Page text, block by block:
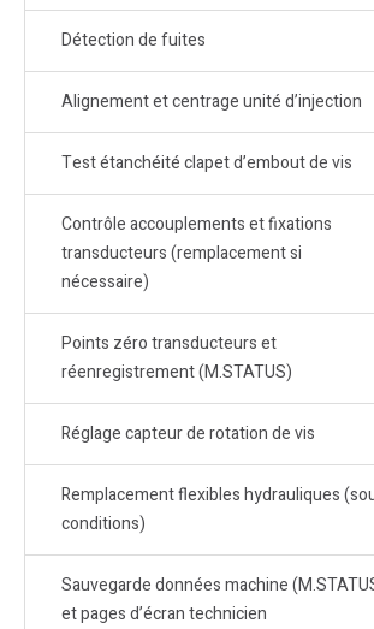
Détection de fuites
Alignement et centrage unité d’injection
Test étanchéité clapet d’embout de vis
Contrôle accouplements et fixations
transducteurs (remplacement si
nécessaire)
Points zéro transducteurs et
réenregistrement (M.STATUS)
Réglage capteur de rotation de vis
Remplacement flexibles hydrauliques
conditions)
Sauvegarde données machine
et pages d’écran technicien